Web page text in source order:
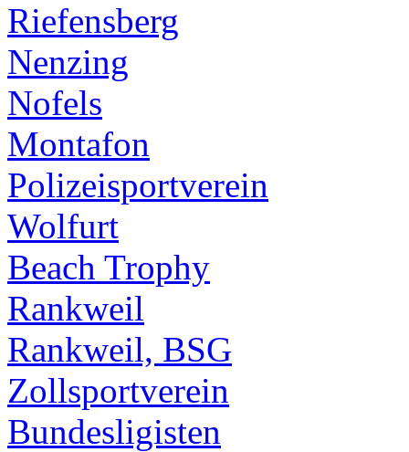
Riefensberg
Nenzing
Nofels
Montafon
Polizeisportverein
Wolfurt
Beach Trophy
Rankweil
Rankweil, BSG
Zollsportverein
Bundesligisten